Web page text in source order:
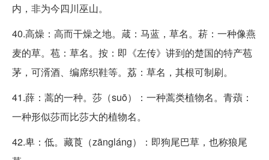
内，非为今四川巫山。
40.高燥：高而干燥之地。葴：马蓝，草名。菥：一种像燕
麦的草。苞：草名。按：即《左传》讲到的楚国的特产苞
茅，可湑酒、编席织鞋等。荔：草名，其根可制刷。
41.薛：蒿的一种。莎（suō）：一种蒿类植物名。青薠：
一种形似莎而比莎大的植物名。
42.卑：低。藏莨（zāngláng）：即狗尾巴草，也称狼尾